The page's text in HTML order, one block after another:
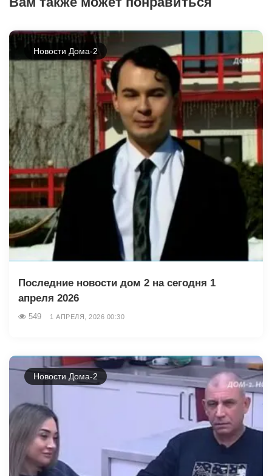
Новости Дома-2
Последние новости дом 2 на сегодня 1
апреля 2026
549 1 АПРЕЛЯ, 2026 00:30
Новости Дома-2